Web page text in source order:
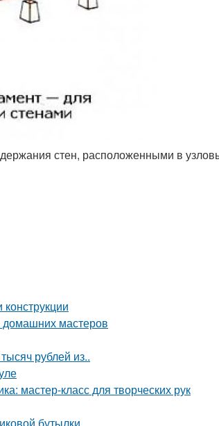
стен, расположенными в
домашних мастеров
рублей из..
мастер-класс для творческих рук